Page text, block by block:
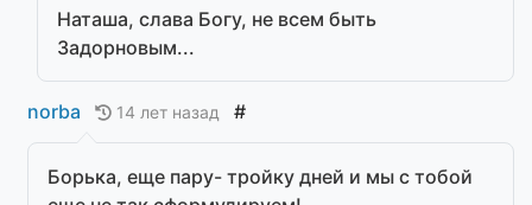
Наташа, слава Богу, не всем быть
Задорновым...
norba 14 лет назад #
Борька, еще пару- тройку дней и мы с тобой